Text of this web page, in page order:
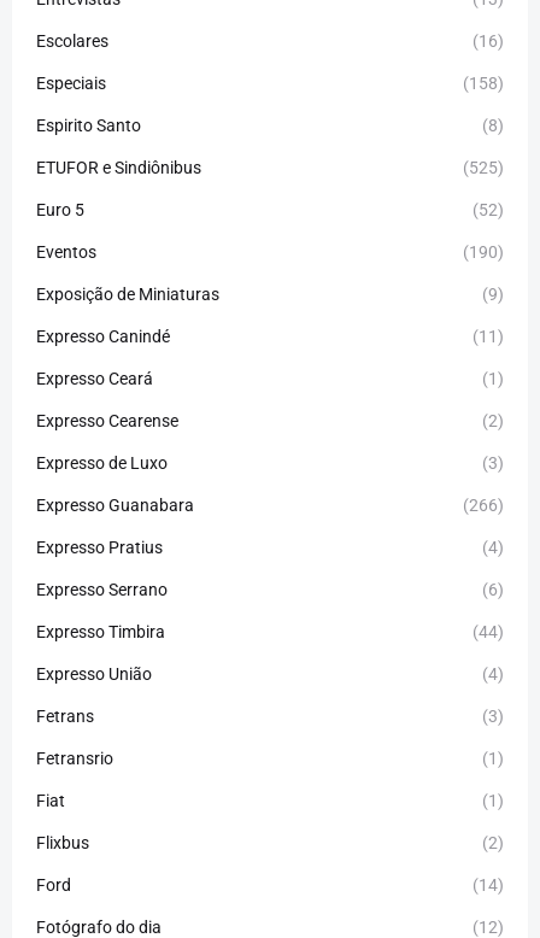
Escolares (16)
Especiais (158)
Espirito Santo (8)
ETUFOR e Sindiônibus (525)
Euro 5 (52)
Eventos (190)
Exposição de Miniaturas (9)
Expresso Canindé (11)
Expresso Ceará (1)
Expresso Cearense (2)
Expresso de Luxo (3)
Expresso Guanabara (266)
Expresso Pratius (4)
Expresso Serrano (6)
Expresso Timbira (44)
Expresso União (4)
Fetrans (3)
Fetransrio (1)
Fiat (1)
Flixbus (2)
Ford (14)
Fotógrafo do dia (12)